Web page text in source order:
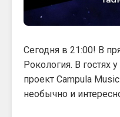
Сегодня в 21:00! В
Рокология. В гостях
проект Campula
необычно и